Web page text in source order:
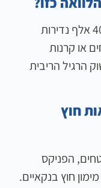
הלוואות ללא ריבית לסכום של 400 אלף נדירות
או קרנות
הרגיל הריבית
חוץ
הפניקס
חוץ בנקאיים.